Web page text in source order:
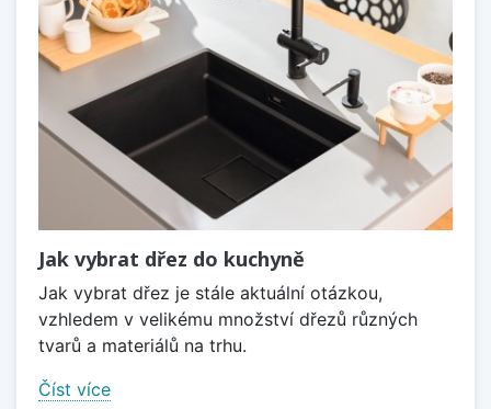
Jak vybrat dřez do kuchyně
Jak vybrat dřez je stále aktuální otázkou,
vzhledem v velikému množství dřezů různých
tvarů a materiálů na trhu.
Číst více